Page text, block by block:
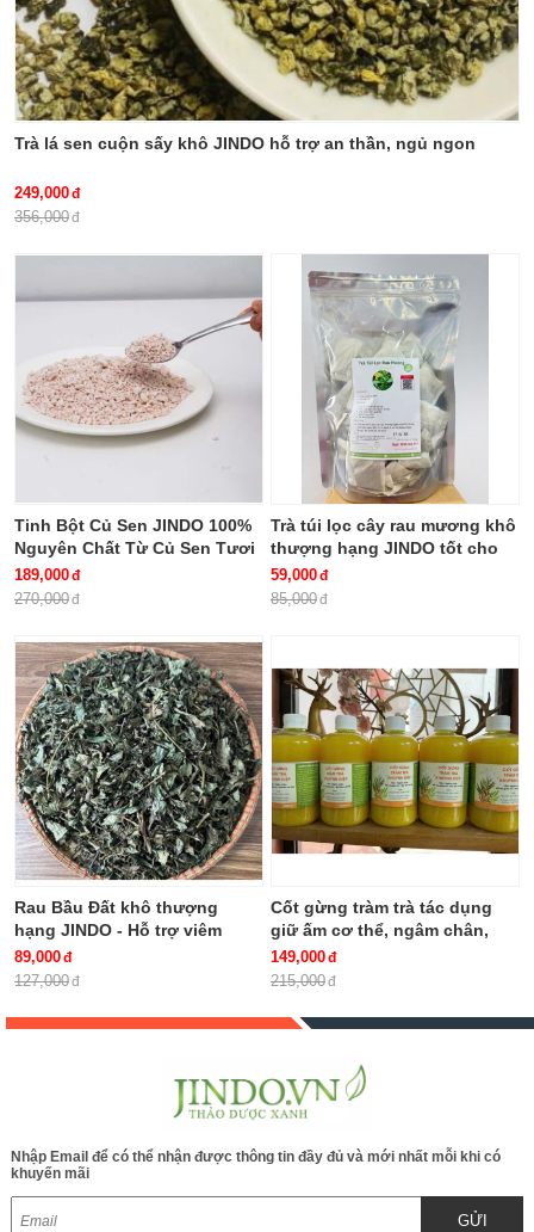
Trà lá sen cuộn sấy khô JINDO hỗ trợ an thần, ngủ ngon
249,000
356,000
Tinh Bột Củ Sen JINDO 100%
Nguyên Chất Từ Củ Sen Tươi
Không Pha giúp thanh nhiệt,
giải độc, bổ khí, dưỡng huyết
189,000
270,000
Trà túi lọc cây rau mương khô
thượng hạng JINDO tốt cho
người HP dạ dày
59,000
85,000
Rau Bầu Đất khô thượng
hạng JINDO - Hỗ trợ viêm
bàng quang, khí hư, bạch đới,
kinh nguyệt không đều rất tốt
89,000
127,000
Cốt gừng tràm trà tác dụng
giữ ấm cơ thể, ngâm chân,
giảm ho chai 500ml
149,000
215,000
Nhập Email để có thể nhận được thông tin đầy đủ và mới nhất mỗi khi có
khuyến mãi
GỬI